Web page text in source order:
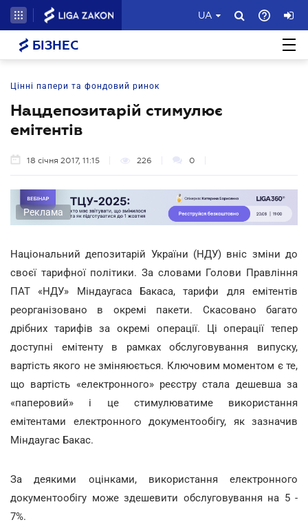
UA
БІЗНЕС
Цінні папери та фондовий ринок
Нацдепозитарій стимулює
емітентів
18 січня 2017, 11:15 226 0
Реклама
Національний депозитарій України (НДУ) вніс зміни до
своєї тарифної політики. За словами Голови Правління
ПАТ «НДУ» Міндаугаса Бакаса, тарифи для емітентів
реорганізовано в окремі пакети. Скасовано багато
дрібних тарифів за окремі операції. Ці операції тепер
доступні емітенту в рамках обслуговування випуску,
вартість якого не зміняюється. Ключовим моментом є те,
що вартість «електронного» реєстру стала дешевша за
«паперовий» і це стимулюватиме використання
емітентами електронного документообігу, як зазначив
Міндаугас Бакас.
За деякими оцінками, використання електронного
документообігу може здешевити обслуговування на 5 -
7%.